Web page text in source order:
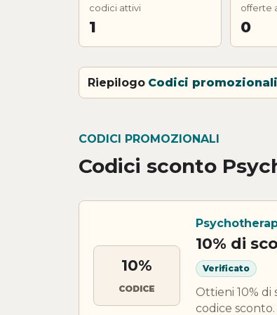
codici attivi
1
offerte
0
Riepilogo Codici promozionali
CODICI PROMOZIONALI
Codici sconto
10%
CODICE
10% di
Verificato
Ottieni 10%
codice